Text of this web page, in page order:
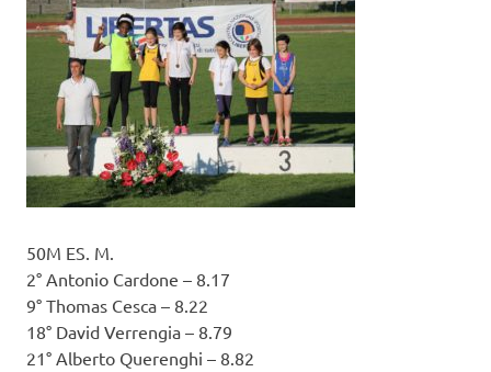
50M ES. M.
2° Antonio Cardone – 8.17
9° Thomas Cesca – 8.22
18° David Verrengia – 8.79
21° Alberto Querenghi – 8.82